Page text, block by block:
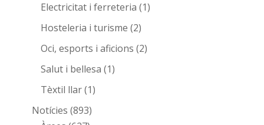
Electricitat i ferreteria (1)
Hosteleria i turisme (2)
Oci, esports i aficions (2)
Salut i bellesa (1)
Tèxtil llar(1)
Notícies (893)